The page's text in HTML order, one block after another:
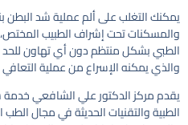
يمكنك التغلب على ألم عملية شد البطن
والمسكنات تحت إشراف الطبيب
الطبي بشكل منتظم دون أي تهاون
والذي يمكنه الإسراع من عملية التعافي
يقدم مركز الدكتور علي الشافعي
الطبية والتقنيات الحديثة في مجال